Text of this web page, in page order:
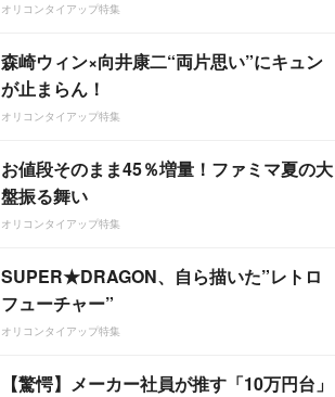
オリコンタイアップ特集
森崎ウィン×向井康二“両片思い”にキュン
が止まらん！
オリコンタイアップ特集
お値段そのまま45％増量！ファミマ夏の大
盤振る舞い
オリコンタイアップ特集
SUPER★DRAGON、自ら描いた”レトロ
フューチャー”
オリコンタイアップ特集
【驚愕】メーカー社員が推す「10万円台」